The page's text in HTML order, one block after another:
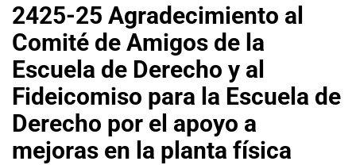
2425-25 Agradecimiento al
Comité de Amigos de la
Escuela de Derecho y al
Fideicomiso para la Escuela de
Derecho por el apoyo a
mejoras en la planta física